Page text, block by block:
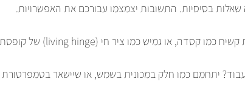
בסיסיות. התשובות יצמצמו עבורכם את האפשרויות.
האם המוצר צריך להיות קשיח כמו קסדה, או גמיש כמו ציר חי (living hinge) של קופסת
יתחמם כמו חלק במכונית בשמש, או שיישאר בטמפרטורת